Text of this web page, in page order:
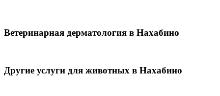
Ветеринарная дерматология в Нахабино
Другие услуги для животных в Нахабино